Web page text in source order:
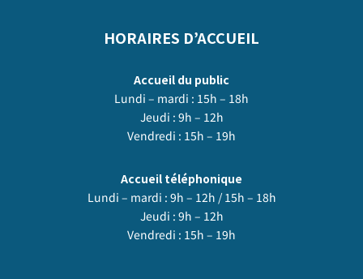
HORAIRES D’ACCUEIL
Accueil du public
Lundi – mardi : 15h – 18h
Jeudi : 9h – 12h
Vendredi : 15h – 19h
Accueil téléphonique
Lundi – mardi : 9h – 12h / 15h – 18h
Jeudi : 9h – 12h
Vendredi : 15h – 19h